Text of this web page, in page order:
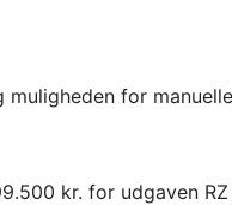
muligheden for
kr. for udgaven